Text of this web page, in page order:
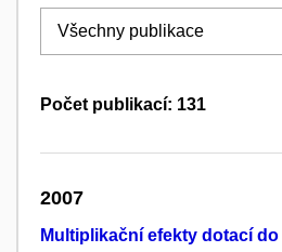
Počet publikací: 131
2007
Multiplikační efekty dotací